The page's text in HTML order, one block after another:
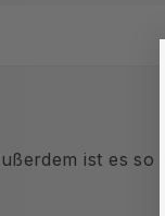
ist es